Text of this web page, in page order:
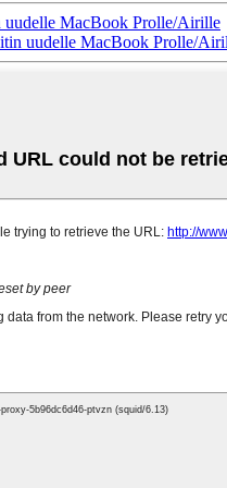
MacBook Prolle/Airille
uudelle MacBook Prolle/